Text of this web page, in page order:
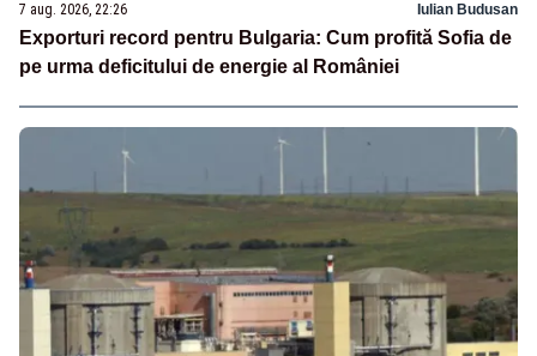
7 aug. 2026, 22:26 Iulian Budusan
Exporturi record pentru Bulgaria: Cum profită Sofia de
pe urma deficitului de energie al României